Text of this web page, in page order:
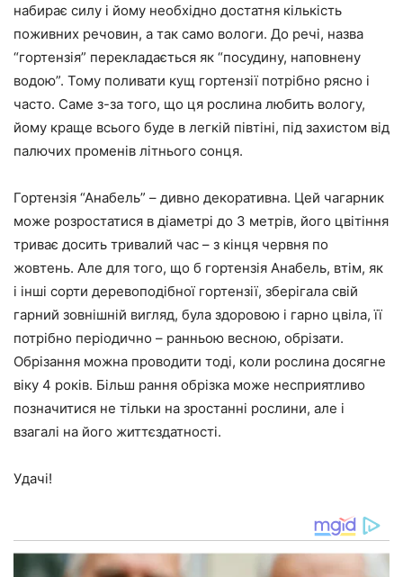
набирає силу і йому необхідно достатня кількість
поживних речовин, а так само вологи. До речі, назва
“гортензія” перекладається як “посудину, наповнену
водою”. Тому поливати кущ гортензії потрібно рясно і
часто. Саме з-за того, що ця рослина любить вологу,
йому краще всього буде в легкій півтіні, під захистом від
палючих променів літнього сонця.
Гортензія “Анабель” – дивно декоративна. Цей чагарник
може розростатися в діаметрі до 3 метрів, його цвітіння
триває досить тривалий час – з кінця червня по
жовтень. Але для того, що б гортензія Анабель, втім, як
і інші сорти деревоподібної гортензії, зберігала свій
гарний зовнішній вигляд, була здоровою і гарно цвіла, її
потрібно періодично – ранньою весною, обрізати.
Обрізання можна проводити тоді, коли рослина досягне
віку 4 років. Більш рання обрізка може несприятливо
позначитися не тільки на зростанні рослини, але і
взагалі на його життєздатності.
Удачі!